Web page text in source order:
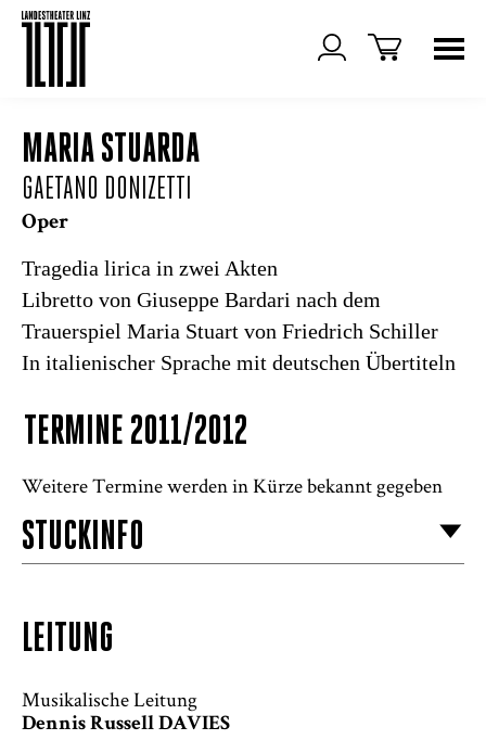
MARIA STUARDA
GAETANO DONIZETTI
Oper
Tragedia lirica in zwei Akten
Libretto von Giuseppe Bardari nach dem
Trauerspiel Maria Stuart von Friedrich Schiller
In italienischer Sprache mit deutschen Übertiteln
TERMINE 2011/2012
Weitere Termine werden in Kürze bekannt gegeben
STÜCKINFO
LEITUNG
Musikalische Leitung
Dennis Russell DAVIES